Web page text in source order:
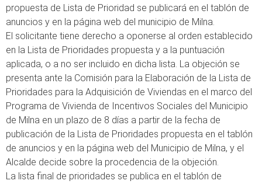
propuesta de Lista de Prioridad se publicará en el tablón de
anuncios y en la página web del municipio de Milna.
El solicitante tiene derecho a oponerse al orden establecido
en la Lista de Prioridades propuesta y a la puntuación
aplicada, o a no ser incluido en dicha lista. La objeción se
presenta ante la Comisión para la Elaboración de la Lista de
Prioridades para la Adquisición de Viviendas en el marco del
Programa de Vivienda de Incentivos Sociales del Municipio
de Milna en un plazo de 8 días a partir de la fecha de
publicación de la Lista de Prioridades propuesta en el tablón
de anuncios y en la página web del Municipio de Milna, y el
Alcalde decide sobre la procedencia de la objeción.
La lista final de prioridades se publica en el tablón de